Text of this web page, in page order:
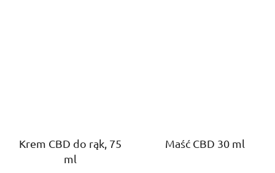
Krem CBD do rąk, 75
ml
Maść CBD 30 ml